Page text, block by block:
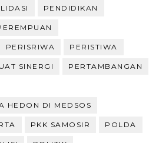
PENDIDIKAN
PERISRIWA PERISTIWA
SINERGI PERTAMBANGAN
HEDON DI MEDSOS
PKK SAMOSIR POLDA